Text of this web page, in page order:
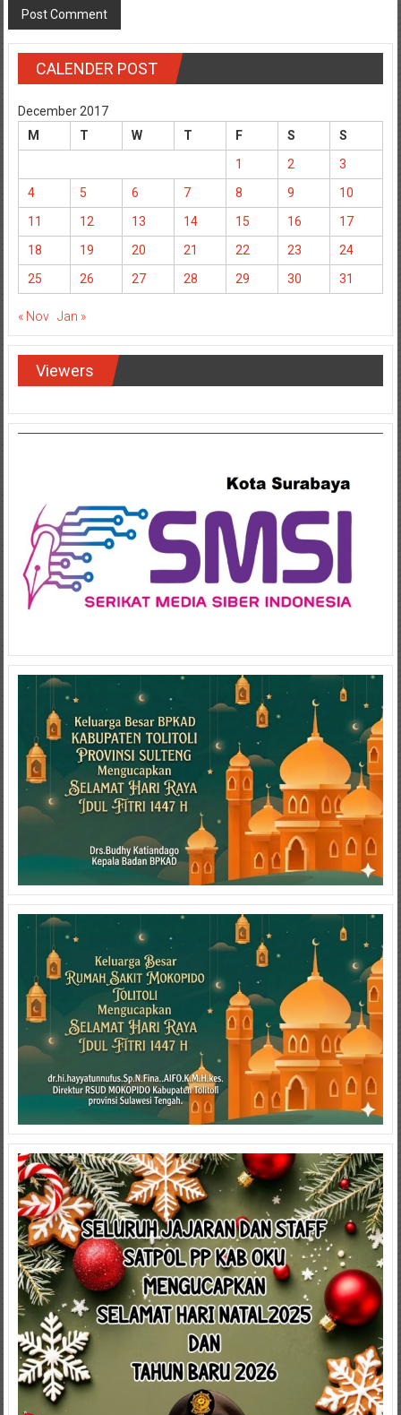
CALENDER POST
December 2017
1
2
3
4
5 6 7 8 9
10
11
12 13 14 15 16
17
18
19 20 21 22 23
24
25
26 27 28 29 30 31
« Nov Jan »
Viewers